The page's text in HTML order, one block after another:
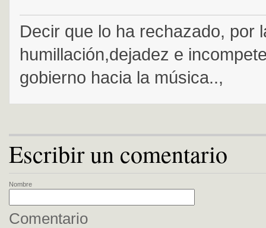
Decir que lo ha rechazado, por
humillación,dejadez e
gobierno hacia la música..,
Escribir un comentario
Nombre
Comentario